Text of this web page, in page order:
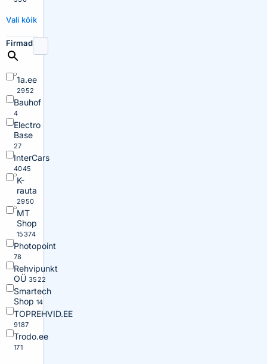
Vali kõik
Firmad
1a.ee
2952
Bauhof
4
Electro
Base
27
InterCars
4045
K-
rauta
2950
MT
Shop
15374
Photopoint
78
Rehvipunkt
OÜ 3522
Smartech
Shop 14
TOPREHVID.EE
9187
Trodo.ee
171